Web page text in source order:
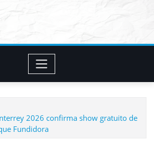
2026 confirma show gratuito de
Fundidora